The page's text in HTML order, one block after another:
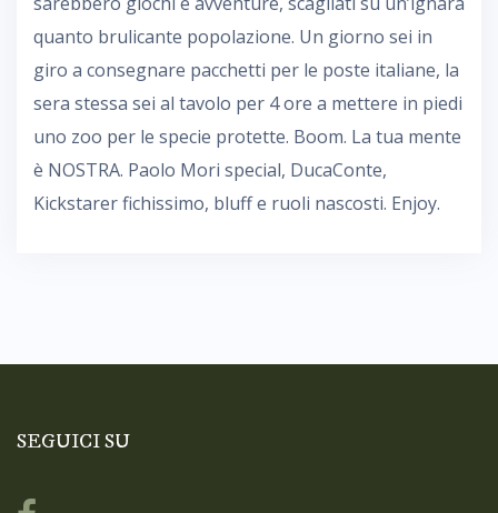
quanto brulicante popolazione. Un giorno sei in
giro a consegnare pacchetti per le poste italiane, la
sera stessa sei al tavolo per 4 ore a mettere in piedi
uno zoo per le specie protette. Boom. La tua mente
è NOSTRA. Paolo Mori special, DucaConte,
Kickstarer fichissimo, bluff e ruoli nascosti. Enjoy.
SEGUICI SU